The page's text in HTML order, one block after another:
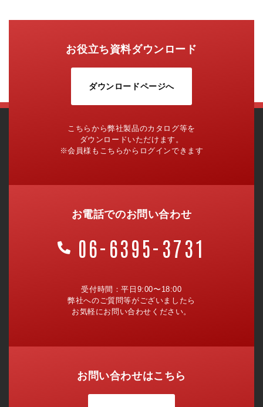
お役立ち資料ダウンロード
ダウンロードページへ
こちらから弊社製品のカタログ等を
ダウンロードいただけます。
※会員様もこちらからログインできます
お電話でのお問い合わせ
06-6395-3731
受付時間：平日9:00〜18:00
弊社へのご質問等がございましたら
お気軽にお問い合わせください。
お問い合わせはこちら